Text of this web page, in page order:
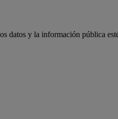
y la información pública